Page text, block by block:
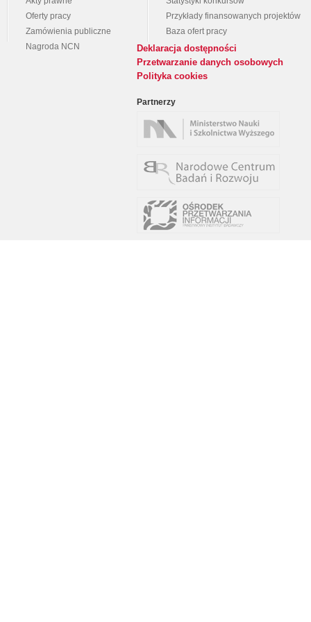
Oferty pracy
Zamówienia publiczne
Nagroda NCN
Przykłady finansowanych projektów
Baza ofert pracy
Deklaracja dostępności
Przetwarzanie danych osobowych
Polityka cookies
Partnerzy